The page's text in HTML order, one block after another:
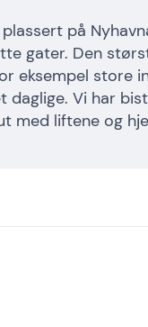
på
gater. Den
eksempel store
daglige. Vi har
med liftene og